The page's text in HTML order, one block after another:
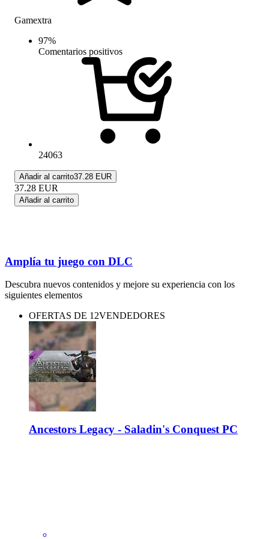
Gamextra
97%
Comentarios positivos
24063
Añadir al carrito37.28 EUR
37.28 EUR
Añadir al carrito
Amplía tu juego con DLC
Descubra nuevos contenidos y mejore su experiencia con los
siguientes elementos
OFERTAS DE 12VENDEDORES
Ancestors Legacy - Saladin's Conquest PC